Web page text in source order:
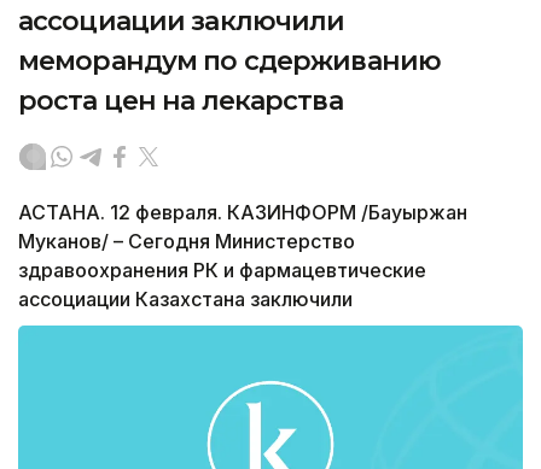
ассоциации заключили
меморандум по сдерживанию
роста цен на лекарства
АСТАНА. 12 февраля. КАЗИНФОРМ /Бауыржан
Муканов/ – Сегодня Министерство
здравоохранения РК и фармацевтические
ассоциации Казахстана заключили